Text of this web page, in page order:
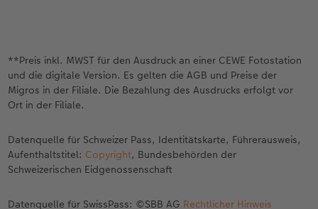
**Preis inkl. MWST für den Ausdruck an einer CEWE Fotostation
und die digitale Version. Es gelten die AGB und Preise der
Migros in der Filiale. Die Bezahlung des Ausdrucks erfolgt vor
Ort in der Filiale.
Datenquelle für Schweizer Pass, Identitätskarte, Führerausweis,
Aufenthaltstitel: Copyright, Bundesbehörden der
Schweizerischen Eidgenossenschaft
Datenquelle für SwissPass: ©SBB AG Rechtlicher Hinweis